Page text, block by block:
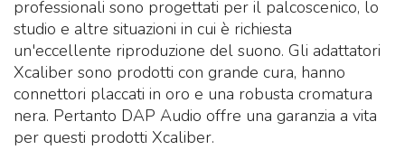
professionali sono progettati per il palcoscenico, lo
studio e altre situazioni in cui è richiesta
un'eccellente riproduzione del suono. Gli adattatori
Xcaliber sono prodotti con grande cura, hanno
connettori placcati in oro e una robusta cromatura
nera. Pertanto DAP Audio offre una garanzia a vita
per questi prodotti Xcaliber.